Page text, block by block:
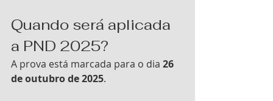
Quando será aplicada
a PND 2025?
A prova está marcada para o dia 26
de outubro de 2025.